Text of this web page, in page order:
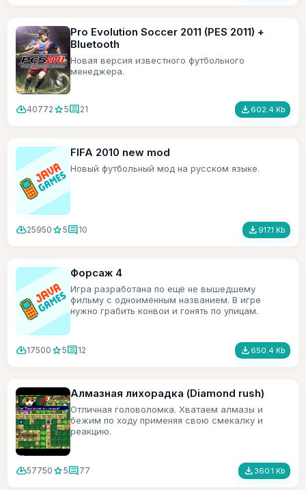
Pro Evolution Soccer 2011 (PES 2011) +
Bluetooth
Новая версия известного футбольного
менеджера.
cloud_download40772 star5comment21 file_download 602.4 Kb
FIFA 2010 new mod
Новый футбольный мод на русском языке.
cloud_download25950 star5comment10 file_download 917.1 Kb
Форсаж 4
Игра разработана по ещё не вышедшему
фильму с одноимённым названием. В игре
нужно грабить конвои и гонять по улицам.
cloud_download17500 star5comment12 file_download 650.4 Kb
Алмазная лихорадка (Diamond rush)
Отличная головоломка. Хватаем алмазы и
бежим по ходу применяя свою смекалку и
реакцию.
cloud_download57750 star5comment77 file_download 360.1 Kb